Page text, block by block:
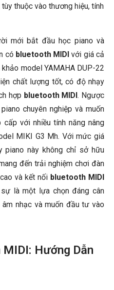
thuộc vào thương hiệu, tính
mới bắt đầu học piano và
có bluetooth MIDI với giá cả
model YAMAHA DUP-22
chất lượng tốt, có độ nhạy
hợp bluetooth MIDI. Ngược
chuyên nghiệp và muốn
với nhiều tính năng nâng
MIKI G3 Mh. Với mức giá
piano này không chỉ sở hữu
đến trải nghiệm chơi đàn
và kết nối bluetooth MIDI
là một lựa chọn đáng cân
nhạc và muốn đầu tư vào
Hướng Dẫn